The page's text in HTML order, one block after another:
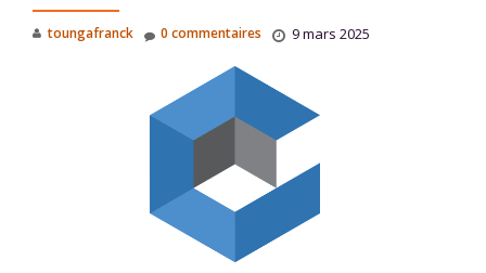
toungafranck 9 mars 2025
0 commentaires